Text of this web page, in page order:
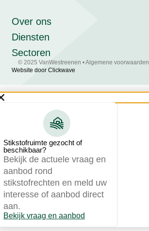
Over ons
Diensten
Sectoren
Website door Clickwave
© 2025 VanWestreenen •Algemene voorwaarden
Stikstofruimte gezocht of
beschikbaar?
Bekijk de actuele vraag en
aanbod rond
stikstofrechten en meld uw
interesse of aanbod direct
aan.
Bekijk vraag en aanbod